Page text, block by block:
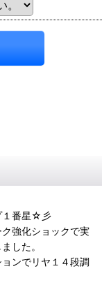
１番星☆彡
強化ショックで実
した。
ンでリヤ１４段調